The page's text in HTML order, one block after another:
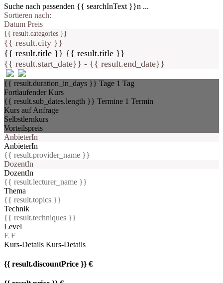
Suche nach passenden {{ searchInText }}n ...
Sortieren nach:
Datum Preis
{{ result.categories }}
{{ result.city }}
{{ result.title }} {{ result.title }}
{{ result.start_date}} - {{ result.end_date}}
{{ result.duration_in_days }} Tage 1 Tag
Fortlaufender Kurs
{{ result.sub_dates.length }} Termine 1 Termin
Kurs auf Anfrage
Selbstlernkurs
Vorteilspreis
AnbieterIn
AnbieterIn
{{ result.provider_name }}
DozentIn
DozentIn
{{ result.lecturer_name }}
Thema
{{ result.topics }}
Technik
{{ result.techniques }}
Level
E F
Kurs-Details Kurs-Details
{{ result.discountPrice }} €